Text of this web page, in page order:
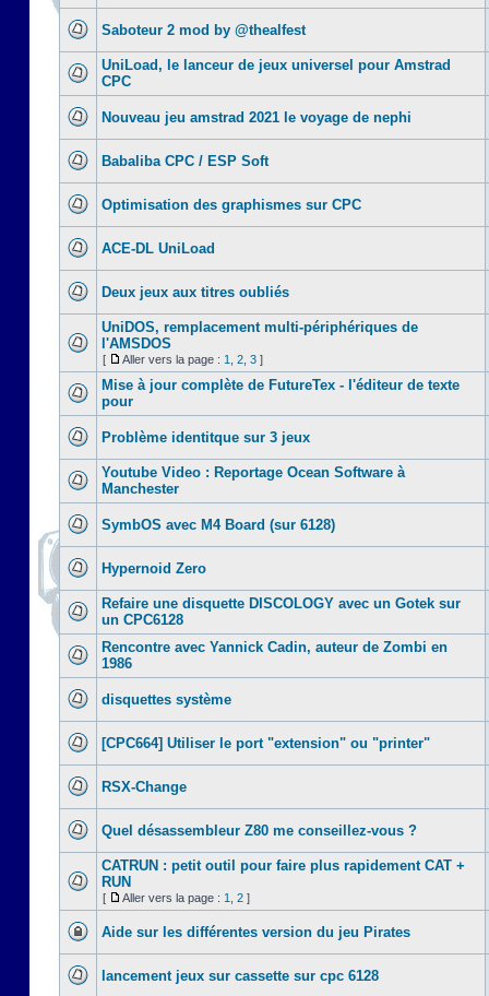
Saboteur 2 mod by @thealfest
UniLoad, le lanceur de jeux universel pour Amstrad
CPC
Nouveau jeu amstrad 2021 le voyage de nephi
Babaliba CPC / ESP Soft
Optimisation des graphismes sur CPC
ACE-DL UniLoad
Deux jeux aux titres oubliés
UniDOS, remplacement multi-périphériques de
l'AMSDOS
[ Aller vers la page : 1 2 3 ]
Mise à jour complète de FutureTex - l'éditeur de texte
pour
Problème identitque sur 3 jeux
Youtube Video : Reportage Ocean Software à
Manchester
SymbOS avec M4 Board (sur 6128)
Hypernoid Zero
Refaire une disquette DISCOLOGY avec un Gotek sur
un CPC6128
Rencontre avec Yannick Cadin, auteur de Zombi en
1986
disquettes système
[CPC664] Utiliser le port "extension" ou "printer"
RSX-Change
Quel désassembleur Z80 me conseillez-vous ?
CATRUN : petit outil pour faire plus rapidement CAT +
RUN
[ Aller vers la page : 1 2 ]
Aide sur les différentes version du jeu Pirates
lancement jeux sur cassette sur cpc 6128